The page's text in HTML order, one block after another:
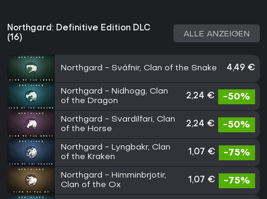
Northgard: Definitive Edition DLC
(16)
ALLE ANZEIGEN
Northgard - Sváfnir, Clan of the Snake 4,49 €
Northgard - Nidhogg, Clan
of the Dragon
2,24 € -50%
Northgard - Svardilfari, Clan
of the Horse
2,24 € -50%
Northgard - Lyngbakr, Clan
of the Kraken
1,07 € -75%
Northgard - Himminbrjotir,
Clan of the Ox
1,07 € -75%